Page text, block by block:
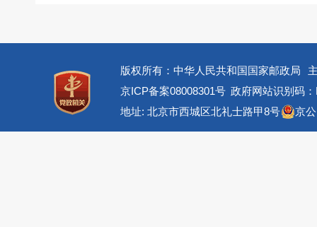
版权所有：中华人民共和国国家邮政局
京ICP备案08008301号 政府网站识别码
地址: 北京市西城区北礼士路甲8号
京